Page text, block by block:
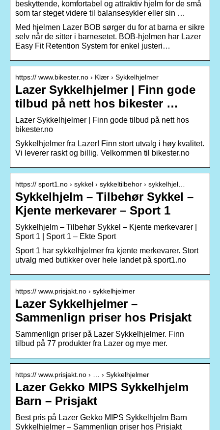
beskyttende, komfortabel og attraktiv hjelm for de små
som tar steget videre til balansesykler eller sin …
Med hjelmen Lazer BOB sørger du for at barna er sikre
selv når de sitter i barnesetet. BOB-hjelmen har Lazer
Easy Fit Retention System for enkel justeri…
https:// www.bikester.no › Klær › Sykkelhjelmer
Lazer Sykkelhjelmer | Finn gode
tilbud på nett hos bikester …
Lazer Sykkelhjelmer | Finn gode tilbud på nett hos
bikester.no
Sykkelhjelmer fra Lazer! Finn stort utvalg i høy kvalitet.
Vi leverer raskt og billig. Velkommen til bikester.no
https:// sport1.no › sykkel › sykkeltilbehor › sykkelhjel…
Sykkelhjelm – Tilbehør Sykkel –
Kjente merkevarer – Sport 1
Sykkelhjelm – Tilbehør Sykkel – Kjente merkevarer |
Sport 1 | Sport 1 – Ekte Sport
Sport 1 har sykkelhjelmer fra kjente merkevarer. Stort
utvalg med butikker over hele landet på sport1.no
https:// www.prisjakt.no › sykkelhjelmer
Lazer Sykkelhjelmer –
Sammenlign priser hos Prisjakt
Sammenlign priser på Lazer Sykkelhjelmer. Finn
tilbud på 77 produkter fra Lazer og mye mer.
https:// www.prisjakt.no › … › Sykkelhjelmer
Lazer Gekko MIPS Sykkelhjelm
Barn – Prisjakt
Best pris på Lazer Gekko MIPS Sykkelhjelm Barn
Sykkelhjelmer – Sammenlign priser hos Prisjakt